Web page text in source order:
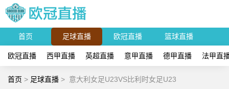
首页 足球直播 欧冠直播 篮球直播
欧冠直播 西甲直播 英超直播 意甲直播 德甲直播 法甲直
首页 > 足球直播 > 意大利女足U23VS比利时女足U23